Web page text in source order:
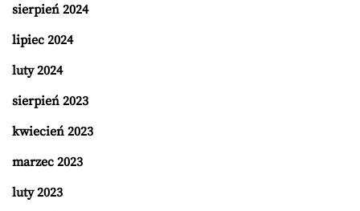
sierpień 2024
lipiec 2024
luty 2024
sierpień 2023
kwiecień 2023
marzec 2023
luty 2023